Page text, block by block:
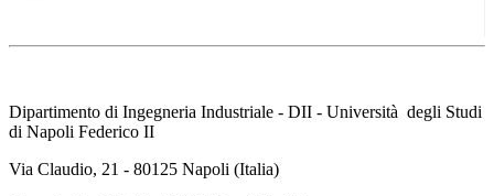
Dipartimento di Ingegneria Industriale - DII - Università degli Studi
di Napoli Federico II
Via Claudio, 21 - 80125 Napoli (Italia)